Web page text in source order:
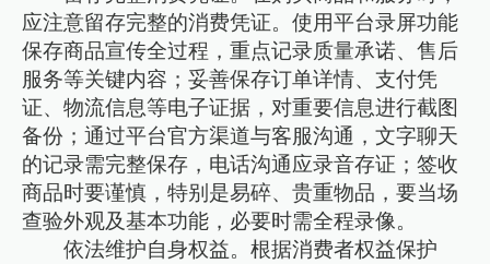
应注意留存完整的消费凭证。使用平台录屏功能
保存商品宣传全过程，重点记录质量承诺、售后
服务等关键内容；妥善保存订单详情、支付凭
证、物流信息等电子证据，对重要信息进行截图
备份；通过平台官方渠道与客服沟通，文字聊天
的记录需完整保存，电话沟通应录音存证；签收
商品时要谨慎，特别是易碎、贵重物品，要当场
查验外观及基本功能，必要时需全程录像。
依法维护自身权益。根据消费者权益保护